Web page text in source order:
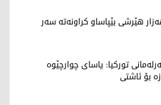
هێرشی بێپاساو کراونەتە سەر
تورکیا: یاسای چوارچێوە
بۆ ئاشتی